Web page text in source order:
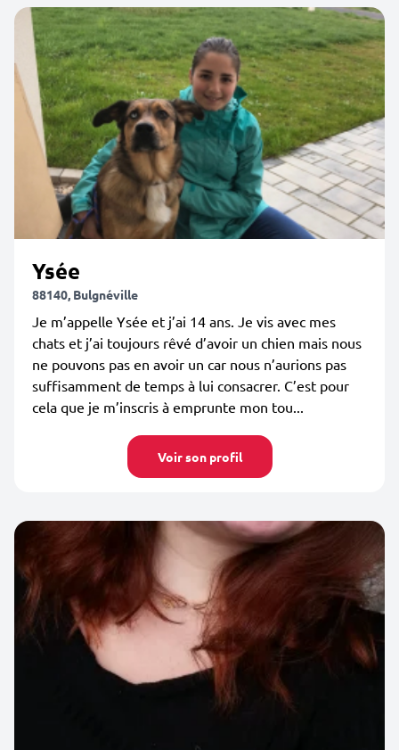
Ysée
88140, Bulgnéville
Je m’appelle Ysée et j’ai 14 ans. Je vis avec mes
chats et j’ai toujours rêvé d’avoir un chien mais nous
ne pouvons pas en avoir un car nous n’aurions pas
suffisamment de temps à lui consacrer. C’est pour
cela que je m’inscris à emprunte mon tou...
Voir son profil